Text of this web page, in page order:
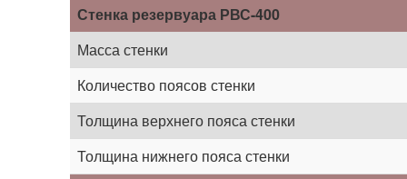
Стенка резервуара РВС-400
Масса стенки
Количество поясов стенки
Толщина верхнего пояса стенки
Толщина нижнего пояса стенки